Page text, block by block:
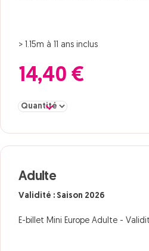
> 1.15m à 11 ans inclus
14,40 €
Sélectionner la quantité pour
Adulte
Validité : Saison 2026
E-billet Mini Europe Adulte -